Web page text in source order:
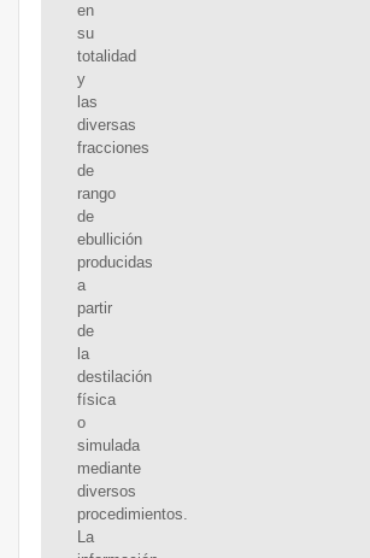
en
su
totalidad
y
las
diversas
fracciones
de
rango
de
ebullición
producidas
a
partir
de
la
destilación
física
o
simulada
mediante
diversos
procedimientos.
La